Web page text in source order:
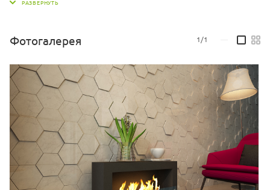
Форма: Прямоугольный
Материал: Сталь в порошковой окраске, топка - шлифованная
нержавеющая сталь, закаленное стекло
Тип биокамина: Напольный
Тип управления: Мануальный (ручной)
Возможная ширина биокамина: любая на заказ
Фотогалерея 1/1